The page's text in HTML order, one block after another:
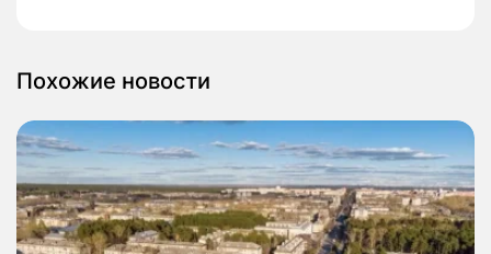
Похожие новости